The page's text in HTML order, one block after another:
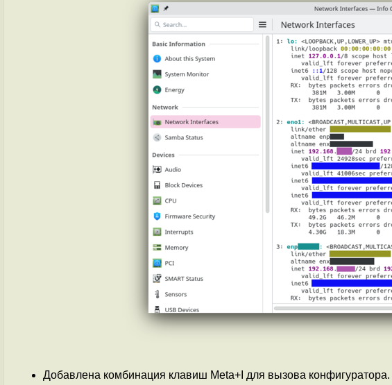
Добавлена комбинация клавиш Meta+I для вызова конфигуратора.